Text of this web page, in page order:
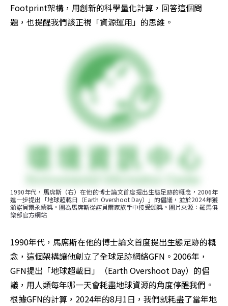
Footprint架構，用創新的科學量化計算，回答這個問
題，也提醒我們該正視「資源運用」的思維。
1990年代，馬席斯（右）在他的博士論文首度提出生態足跡的概念，2006年
進一步提出「地球超載日（Earth Overshoot Day）」的倡議，並於2024年獲
頒諾貝爾永續獎。圖為馬席斯從諾貝爾家族手中接受頒獎。圖片來源：羅馬俱
樂部官方網站
1990年代，馬席斯在他的博士論文首度提出生態足跡的概
念，這個架構讓他創立了全球足跡網絡GFN。2006年，
GFN提出「地球超載日」（Earth Overshoot Day）的倡
議，用人類每年哪一天會耗盡地球資源的角度停醒我們。
根據GFN的計算，2024年的8月1日，我們就耗盡了當年地